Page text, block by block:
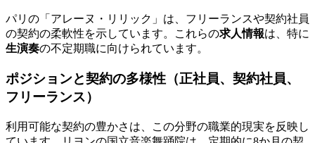
パリの「アレーヌ・リリック」は、フリーランスや契約社員
の契約の柔軟性を示しています。これらの求人情報は、特に
生演奏の不定期職に向けられています。
ポジションと契約の多様性（正社員、契約社員、
フリーランス）
利用可能な契約の豊かさは、この分野の職業的現実を反映し